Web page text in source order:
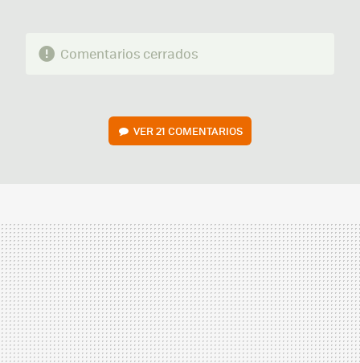
Comentarios cerrados
VER 21 COMENTARIOS